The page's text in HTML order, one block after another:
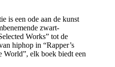
is een ode aan de kunst
zwart-
Works” tot de
hiphop in “Rapper’s
elk boek biedt een